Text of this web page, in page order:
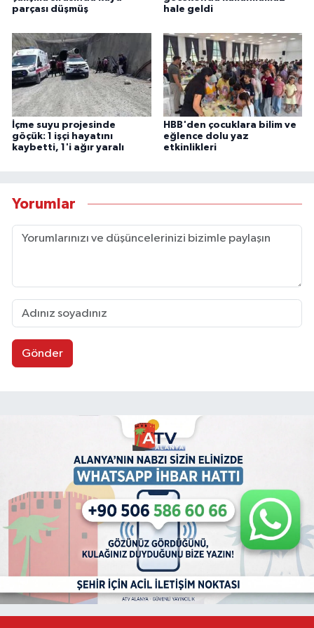
parçası düşmüş
hale geldi
İçme suyu projesinde
göçük: 1 işçi hayatını
kaybetti, 1'i ağır yaralı
HBB'den çocuklara bilim ve
eğlence dolu yaz
etkinlikleri
Yorumlar
Gönder